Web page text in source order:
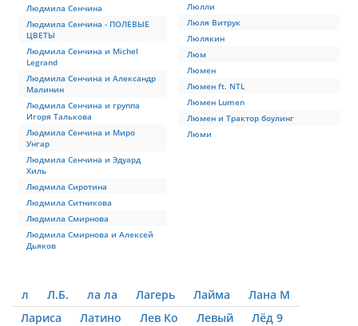
Людмила Сенчина
Людмила Сенчина - ПОЛЕВЫЕ
ЦВЕТЫ
Людмила Сенчина и Michel
Legrand
Людмила Сенчина и Александр
Малинин
Людмила Сенчина и группа
Игоря Талькова
Людмила Сенчина и Миро
Унгар
Людмила Сенчина и Эдуард
Хиль
Людмила Сиротина
Людмила Ситникова
Людмила Смирнова
Людмила Смирнова и Алексей
Дьяков
Люлли
Люля Витрук
Люлякин
Люм
Люмен
Люмен ft. NTL
Люмен Lumen
Люмен и Трактор боулинг
Люми
л Л.Б. ла ла Лагерь Лайма
Лана М
Лариса
Латино Лев Ко Левый
Лёд 9